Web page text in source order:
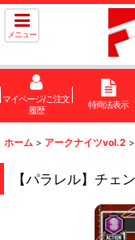
メニュー
マイページ/ご注文
履歴
特商法表示
ホーム > アークナイツvol.2 >
【パラレル】チ